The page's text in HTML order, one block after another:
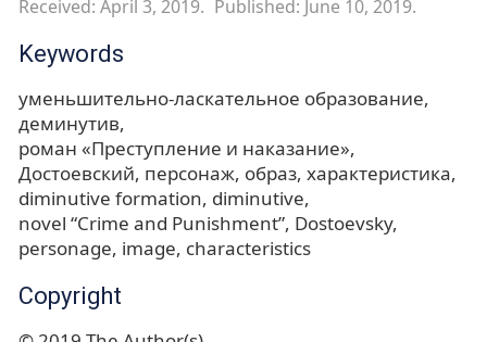
Received: April 3, 2019. Published: June 10, 2019.
Keywords
уменьшительно-ласкательное образование
деминутив
роман «Преступление и наказание»
Достоевский персонаж образ характеристика
diminutive formation diminutive
novel “Crime and Punishment” Dostoevsky
personage image characteristics
Copyright